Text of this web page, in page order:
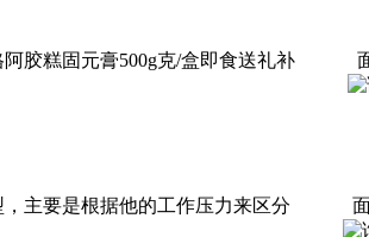
胶糕固元膏500g克/盒即食送礼补
主要是根据他的工作压力来区分